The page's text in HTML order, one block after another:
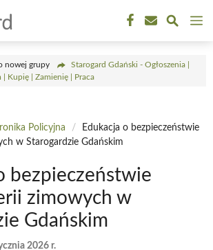
nowej grupy
Starogard Gdański - Ogłoszenia |
| Kupię | Zamienię | Praca
Policyjna /
Edukacja o bezpieczeństwie
w Starogardzie Gdańskim
bezpieczeństwie
zimowych w
Gdańskim
2026 r.